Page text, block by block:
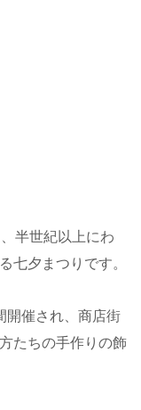
半世紀以上にわ
七夕まつりです。
開催され、商店街
たちの手作りの飾